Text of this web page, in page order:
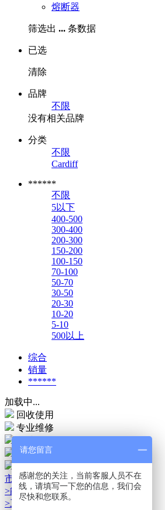
熔断器
筛选出 ... 条数据
已选
清除
品牌
不限
没有相关品牌
分类
不限
Cardiff
******
不限
5以下
400-500
300-400
200-300
150-200
100-150
70-100
50-70
30-50
20-30
10-20
5-10
500以上
综合
销量
******
加载中...
回收使用
专业维修
服务中心
售后服务
市场运用
>能源储存市场
>工业自动化市场
请您留言
感谢您的关注，当前客服人员不在
线，请填写一下您的信息，我们会
尽快和您联系。